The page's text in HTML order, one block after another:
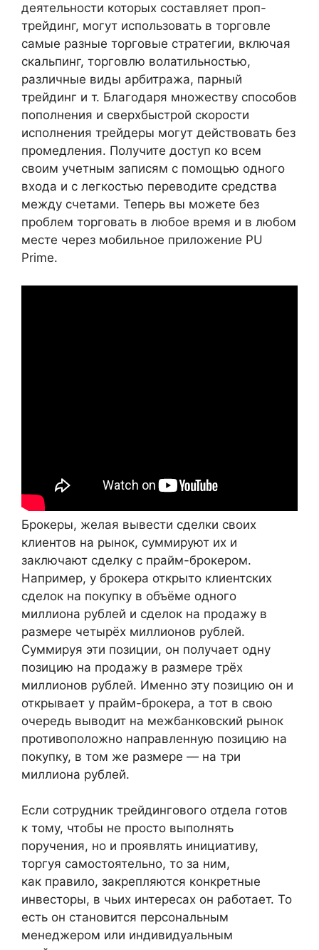
деятельности которых составляет проп-
трейдинг, могут использовать в торговле
самые разные торговые стратегии, включая
скальпинг, торговлю волатильностью,
различные виды арбитража, парный
трейдинг и т. Благодаря множеству способов
пополнения и сверхбыстрой скорости
исполнения трейдеры могут действовать без
промедления. Получите доступ ко всем
своим учетным записям с помощью одного
входа и с легкостью переводите средства
между счетами. Теперь вы можете без
проблем торговать в любое время и в любом
месте через мобильное приложение PU
Prime.
Брокеры, желая вывести сделки своих
клиентов на рынок, суммируют их и
заключают сделку с прайм-брокером.
Например, у брокера открыто клиентских
сделок на покупку в объёме одного
миллиона рублей и сделок на продажу в
размере четырёх миллионов рублей.
Суммируя эти позиции, он получает одну
позицию на продажу в размере трёх
миллионов рублей. Именно эту позицию он и
открывает у прайм-брокера, а тот в свою
очередь выводит на межбанковский рынок
противоположно направленную позицию на
покупку, в том же размере — на три
миллиона рублей.
Если сотрудник трейдингового отдела готов
к тому, чтобы не просто выполнять
поручения, но и проявлять инициативу,
торгуя самостоятельно, то за ним,
как правило, закрепляются конкретные
инвесторы, в чьих интересах он работает. То
есть он становится персональным
менеджером или индивидуальным